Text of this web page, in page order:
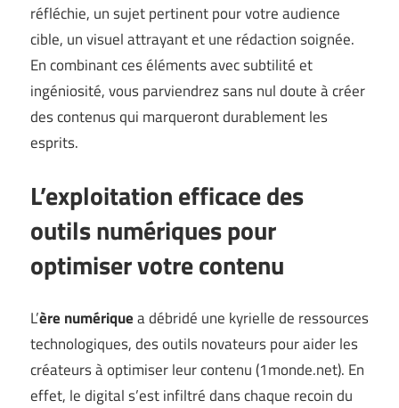
réfléchie, un sujet pertinent pour votre audience
cible, un visuel attrayant et une rédaction soignée.
En combinant ces éléments avec subtilité et
ingéniosité, vous parviendrez sans nul doute à créer
des contenus qui marqueront durablement les
esprits.
L’exploitation efficace des
outils numériques pour
optimiser votre contenu
L’ère numériquea débridé une kyrielle de ressources
technologiques, des outils novateurs pour aider les
créateurs à optimiser leur contenu (1monde.net). En
effet, le digital s’est infiltré dans chaque recoin du